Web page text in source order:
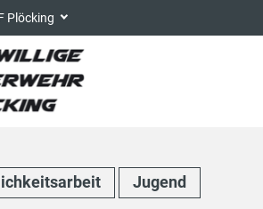
Plöcking
Jugend